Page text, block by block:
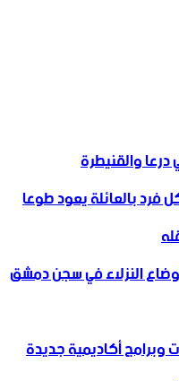
درعا والقنيطرة
100 دولار لكل فرد بالعائلة يعود طوعا
النزلاء في سجن دمشق
وبرامج أكاديمية جديدة